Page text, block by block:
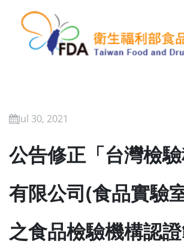
Jul 30, 2021
公告修正「台灣檢
有限公司(食品實驗
之食品檢驗機構認證